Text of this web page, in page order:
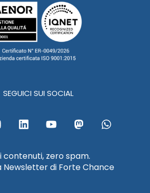
SEGUICI SUI SOCIAL
L
i
e
d
Y
o
u
b
M
a
o
d
W
h
a
contenuti, zero spam.
Newsletter di Forte Chance